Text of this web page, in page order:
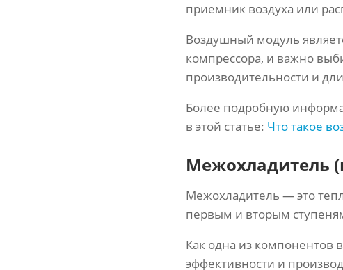
приемник воздуха или
Воздушный модуль
компрессора, и важно
производительности и
Более подробную
в этой статье: Что такое
Межохладитель
Межохладитель — это
первым и вторым
Как одна из компонентов
эффективности и